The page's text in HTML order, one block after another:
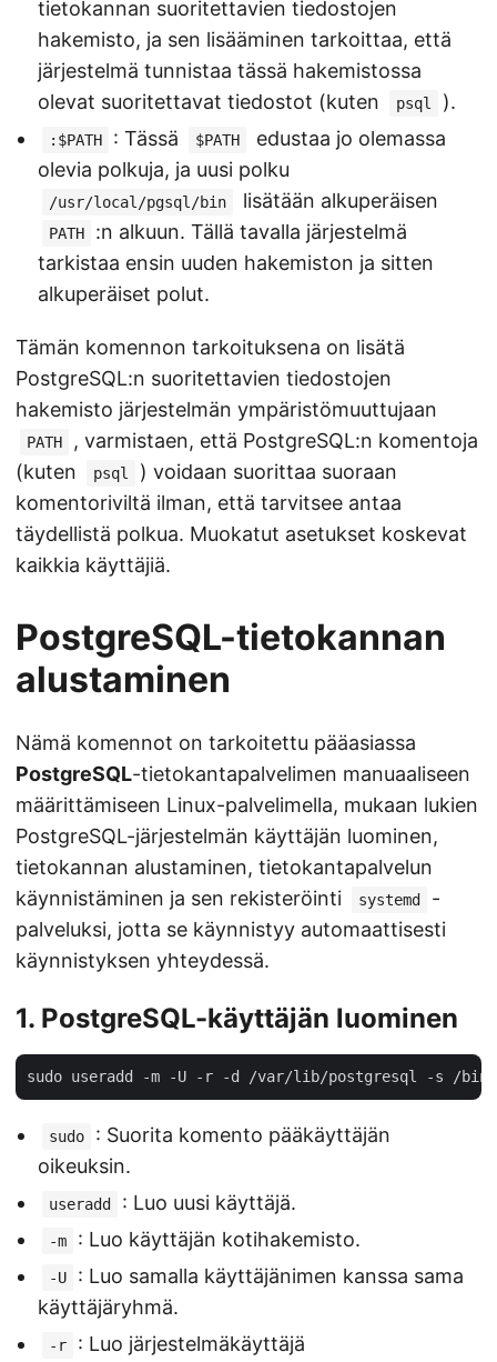
tietokannan suoritettavien tiedostojen
hakemisto, ja sen lisääminen tarkoittaa, että
järjestelmä tunnistaa tässä hakemistossa
olevat suoritettavat tiedostot (kuten
psql ).
:$PATH : Tässä $PATH
edustaa jo olemassa
olevia polkuja, ja uusi polku
/usr/local/pgsql/bin lisätään alkuperäisen
PATH
:n alkuun. Tällä tavalla järjestelmä
tarkistaa ensin uuden hakemiston ja sitten
alkuperäiset polut.
Tämän komennon tarkoituksena on lisätä
PostgreSQL:n suoritettavien tiedostojen
hakemisto järjestelmän ympäristömuuttujaan
PATH
, varmistaen, että PostgreSQL:n komentoja
(kuten
psql
) voidaan suorittaa suoraan
komentoriviltä ilman, että tarvitsee antaa
täydellistä polkua. Muokatut asetukset koskevat
kaikkia käyttäjiä.
PostgreSQL-tietokannan
alustaminen
Nämä komennot on tarkoitettu pääasiassa
PostgreSQL-tietokantapalvelimen manuaaliseen
määrittämiseen Linux-palvelimella, mukaan lukien
PostgreSQL-järjestelmän käyttäjän luominen,
tietokannan alustaminen, tietokantapalvelun
käynnistäminen ja sen rekisteröinti
systemd
-
palveluksi, jotta se käynnistyy automaattisesti
käynnistyksen yhteydessä.
1. PostgreSQL-käyttäjän luominen
sudo
: Suorita komento pääkäyttäjän
oikeuksin.
useradd : Luo uusi käyttäjä.
-m : Luo käyttäjän kotihakemisto.
-U
: Luo samalla käyttäjänimen kanssa sama
käyttäjäryhmä.
-r
: Luo järjestelmäkäyttäjä